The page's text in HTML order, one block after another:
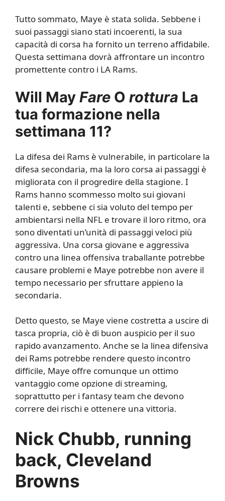
Tutto sommato, Maye è stata solida. Sebbene i
suoi passaggi siano stati incoerenti, la sua
capacità di corsa ha fornito un terreno affidabile.
Questa settimana dovrà affrontare un incontro
promettente contro i LA Rams.
Will May Fare O rottura La
tua formazione nella
settimana 11?
La difesa dei Rams è vulnerabile, in particolare la
difesa secondaria, ma la loro corsa ai passaggi è
migliorata con il progredire della stagione. I
Rams hanno scommesso molto sui giovani
talenti e, sebbene ci sia voluto del tempo per
ambientarsi nella NFL e trovare il loro ritmo, ora
sono diventati un’unità di passaggi veloci più
aggressiva. Una corsa giovane e aggressiva
contro una linea offensiva traballante potrebbe
causare problemi e Maye potrebbe non avere il
tempo necessario per sfruttare appieno la
secondaria.
Detto questo, se Maye viene costretta a uscire di
tasca propria, ciò è di buon auspicio per il suo
rapido avanzamento. Anche se la linea difensiva
dei Rams potrebbe rendere questo incontro
difficile, Maye offre comunque un ottimo
vantaggio come opzione di streaming,
soprattutto per i fantasy team che devono
correre dei rischi e ottenere una vittoria.
Nick Chubb, running
back, Cleveland
Browns